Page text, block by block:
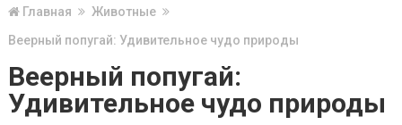
Главная
Животные
Веерный попугай: Удивительное чудо природы
Веерный попугай:
Удивительное чудо природы